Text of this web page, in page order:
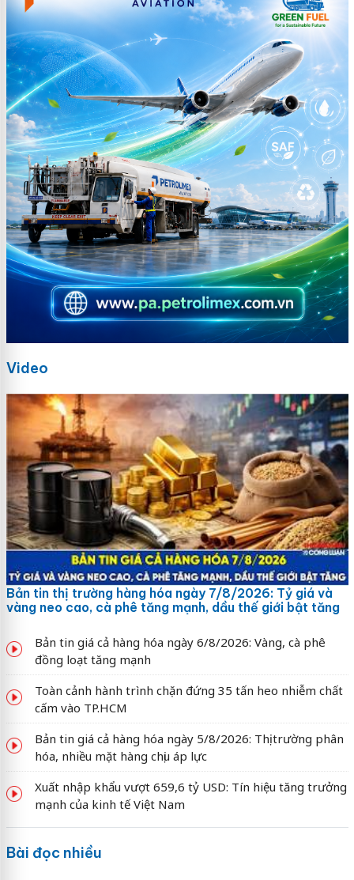
Video
Bản tin thị trường hàng hóa ngày 7/8/2026: Tỷ giá và
vàng neo cao, cà phê tăng mạnh, dầu thế giới bật tăng
Bản tin giá cả hàng hóa ngày 6/8/2026: Vàng, cà phê
đồng loạt tăng mạnh
Toàn cảnh hành trình chặn đứng 35 tấn heo nhiễm chất
cấm vào TP.HCM
Bản tin giá cả hàng hóa ngày 5/8/2026: Thị trường phân
hóa, nhiều mặt hàng chịu áp lực
Xuất nhập khẩu vượt 659,6 tỷ USD: Tín hiệu tăng trưởng
mạnh của kinh tế Việt Nam
Bài đọc nhiều